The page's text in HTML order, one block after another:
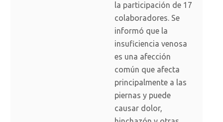
la participación de 17
colaboradores. Se
informó que la
insuficiencia venosa
es una afección
común que afecta
principalmente a las
piernas y puede
causar dolor,